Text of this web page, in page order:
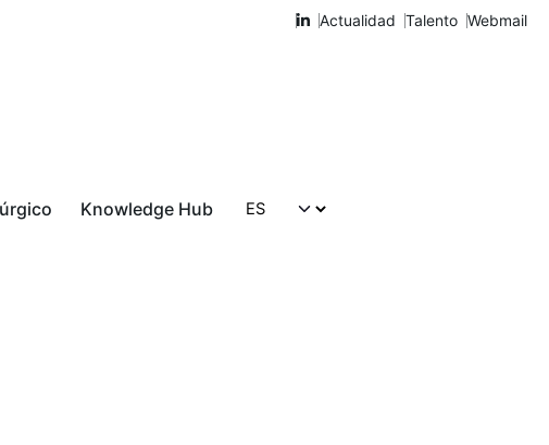
Actualidad Talento Webmail
Knowledge Hub